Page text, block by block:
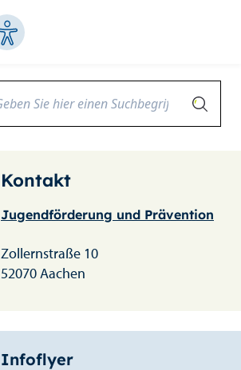
Kontakt
Jugendförderung und Prävention
Zollernstraße 10
52070 Aachen
Infoflyer